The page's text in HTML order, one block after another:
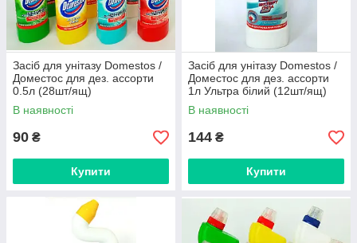
Засіб для унітазу Domestos /
Доместос для дез. ассорти
0.5л (28шт/ящ)
В наявності
90 ₴
Купити
Засіб для унітазу Domestos /
Доместос для дез. ассорти
1л Ультра білий (12шт/ящ)
В наявності
144 ₴
Купити